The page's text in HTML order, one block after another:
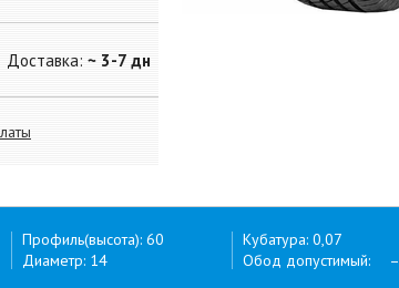
Доставка: ~ 3-7 дн
Профиль(высота): 60
Диаметр: 14
Кубатура: 0,07
Обод допустимый: –